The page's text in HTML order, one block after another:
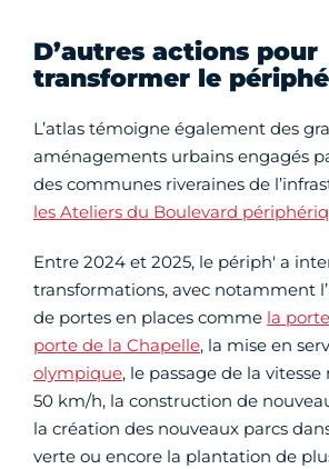
D’autres actions pour
transformer le
L’atlas témoigne également des
aménagements urbains engagés
des communes riveraines de
les Ateliers du Boulevard
Entre 2024 et 2025, le périph' a
transformations, avec notamment
de portes en places comme la
porte de la Chapelle, la mise en
olympique, le passage de la
50 km/h, la construction de
la création des nouveaux parcs
verte ou encore la plantation de